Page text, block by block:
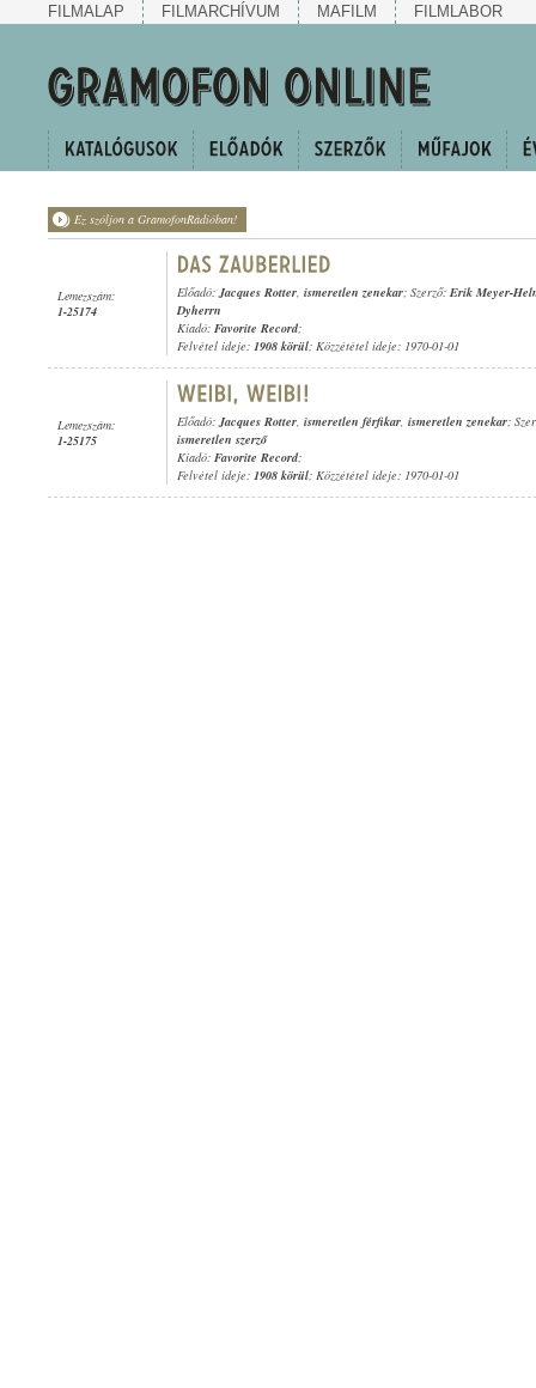
FILMALAP FILMARCHÍVUM MAFILM FILMLABOR
Ez szóljon a GramofonRádióban!
Lemezszám:
1-25174
Előadó:Jacques Rotter, ismeretlen zenekar; Szerző: Erik Meyer-
Dyherrn
Kiadó: Favorite Record;
Felvétel ideje: 1908 körül; Közzététel ideje: 1970-01-01
Lemezszám:
1-25175
Előadó:Jacques Rotter, ismeretlen férfikar, ismeretlen zenekar;
ismeretlen szerző
Kiadó: Favorite Record;
Felvétel ideje: 1908 körül; Közzététel ideje: 1970-01-01